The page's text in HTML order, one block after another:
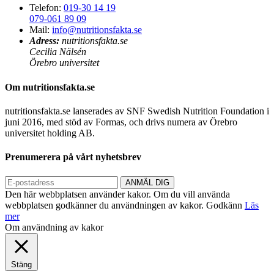
Telefon: 019-30 14 19
079-061 89 09
Mail: info@nutritionsfakta.se
Adress: nutritionsfakta.se
Cecilia Nälsén
Örebro universitet
Om nutritionsfakta.se
nutritionsfakta.se lanserades av SNF Swedish Nutrition Foundation i
juni 2016, med stöd av Formas, och drivs numera av Örebro
universitet holding AB.
Prenumerera på vårt nyhetsbrev
Den här webbplatsen använder kakor. Om du vill använda
webbplatsen godkänner du användningen av kakor. Godkänn Läs
mer
Om användning av kakor
Stäng